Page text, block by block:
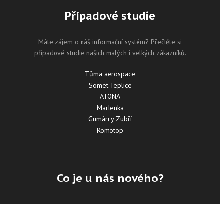
Případové studie
Máte zájem o náš informační systém? Přečtěte si
případové studie našich malých i velkých zákazníků.
Tůma aerospace
Somet Teplice
ATONA
Marlenka
Gumárny Zubří
Romotop
Co je u nás nového?